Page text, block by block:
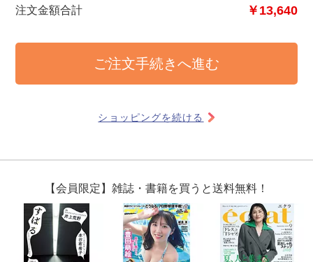
注文金額合計 ￥13,640
ショッピングを続ける
【会員限定】雑誌・書籍を買うと送料無料！